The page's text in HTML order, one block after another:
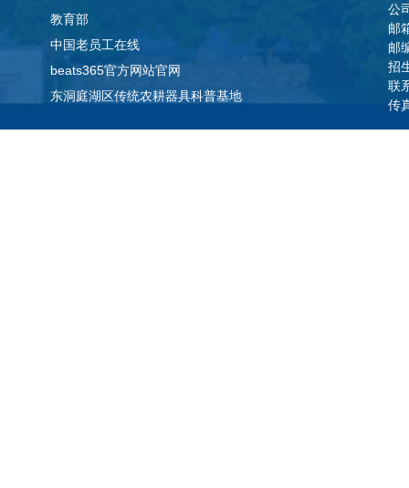
教育部
中国老员工在线
beats365官方网站官网
东洞庭湖区传统农耕器具科普基地
公
邮
邮
招
联
传